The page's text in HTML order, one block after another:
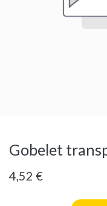
Gobelet
4,52 €